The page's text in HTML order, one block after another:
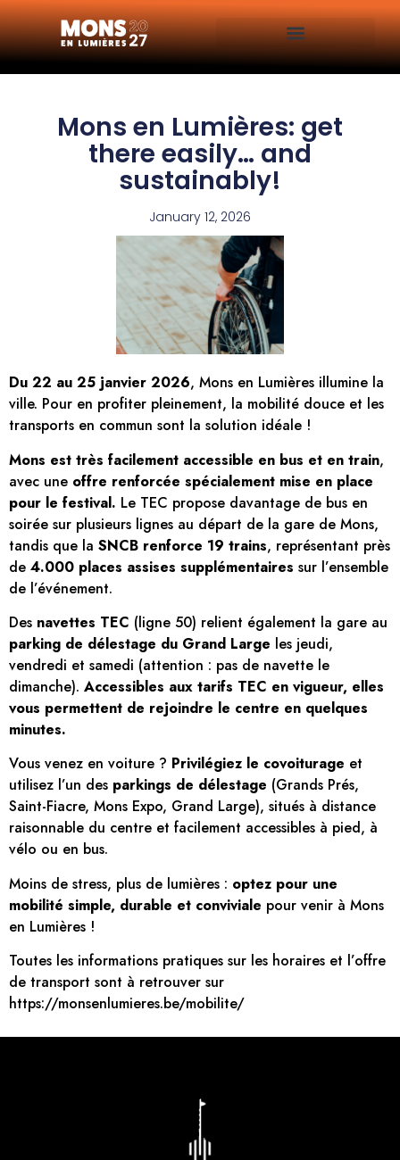
Mons en Lumières: get
there easily… and
sustainably!
January 12, 2026
Du 22 au 25 janvier 2026, Mons en Lumières illumine la
ville. Pour en profiter pleinement, la mobilité douce et les
transports en commun sont la solution idéale !
Mons est très facilement accessible en bus et en train,
avec une offre renforcée spécialement mise en place
pour le festival. Le TEC propose davantage de bus en
soirée sur plusieurs lignes au départ de la gare de Mons,
tandis que la SNCB renforce 19 trains, représentant près
de 4.000 places assises supplémentaires sur l’ensemble
de l’événement.
Des navettes TEC (ligne 50) relient également la gare au
parking de délestage du Grand Large les jeudi,
vendredi et samedi (attention : pas de navette le
dimanche). Accessibles aux tarifs TEC en vigueur, elles
vous permettent de rejoindre le centre en quelques
minutes.
Vous venez en voiture ? Privilégiez le covoiturage et
utilisez l’un des parkings de délestage (Grands Prés,
Saint-Fiacre, Mons Expo, Grand Large), situés à distance
raisonnable du centre et facilement accessibles à pied, à
vélo ou en bus.
Moins de stress, plus de lumières : optez pour une
mobilité simple, durable et conviviale pour venir à Mons
en Lumières !
Toutes les informations pratiques sur les horaires et l’offre
de transport sont à retrouver sur
https://monsenlumieres.be/mobilite/